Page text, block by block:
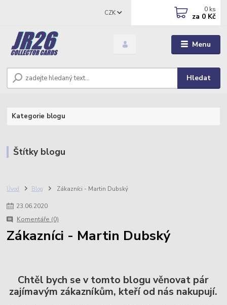
Menu
CZK
Hledat
0 ks
za 0 Kč
Kategorie blogu
Štítky blogu
Úvod Blog Zákazníci - Martin Dubský
23.06.2020
Komentáře (0)
Zákazníci - Martin Dubský
Chtěl bych se v tomto blogu věnovat pár
zajímavým zákazníkům, kteří od nás nakupují.